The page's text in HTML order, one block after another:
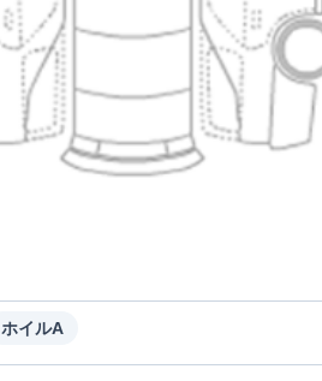
ホイルA